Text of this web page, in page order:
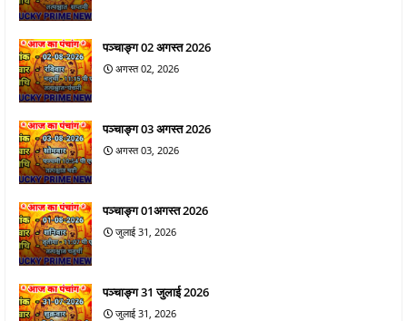
पञ्चाङ्ग 02 अगस्त 2026
अगस्त 02, 2026
पञ्चाङ्ग 03 अगस्त 2026
अगस्त 03, 2026
पञ्चाङ्ग 01अगस्त 2026
जुलाई 31, 2026
पञ्चाङ्ग 31 जुलाई 2026
जुलाई 31, 2026